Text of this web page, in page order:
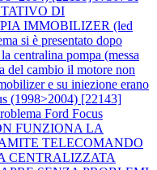
DI
IMMOBILIZER (led
si è presentato dopo
centralina pompa (messa
del cambio il motore non
e su iniezione erano
(1998>2004) [22143]
Ford Focus
FUNZIONA LA
TELECOMANDO
CENTRALIZZATA